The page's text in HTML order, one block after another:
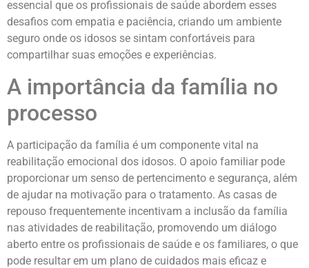
essencial que os profissionais de saúde abordem esses
desafios com empatia e paciência, criando um ambiente
seguro onde os idosos se sintam confortáveis para
compartilhar suas emoções e experiências.
A importância da família no
processo
A participação da família é um componente vital na
reabilitação emocional dos idosos. O apoio familiar pode
proporcionar um senso de pertencimento e segurança, além
de ajudar na motivação para o tratamento. As casas de
repouso frequentemente incentivam a inclusão da família
nas atividades de reabilitação, promovendo um diálogo
aberto entre os profissionais de saúde e os familiares, o que
pode resultar em um plano de cuidados mais eficaz e